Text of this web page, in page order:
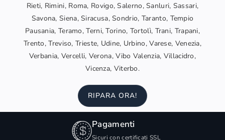
Rieti, Rimini, Roma, Rovigo, Salerno, Sanluri, Sassari,
Savona, Siena, Siracusa, Sondrio, Taranto, Tempio
Pausania, Teramo, Terni, Torino, Tortolì, Trani, Trapani,
Trento, Treviso, Trieste, Udine, Urbino, Varese, Venezia,
Verbania, Vercelli, Verona, Vibo Valenzia, Villacidro,
Vicenza, Viterbo.
RIPARA ORA!
Pagamenti
Sicuri con certificati SSL